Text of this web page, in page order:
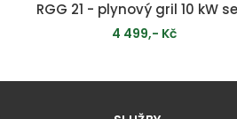
4 499,- Kč
MOMENTÁLNĚ VYPRODÁNO